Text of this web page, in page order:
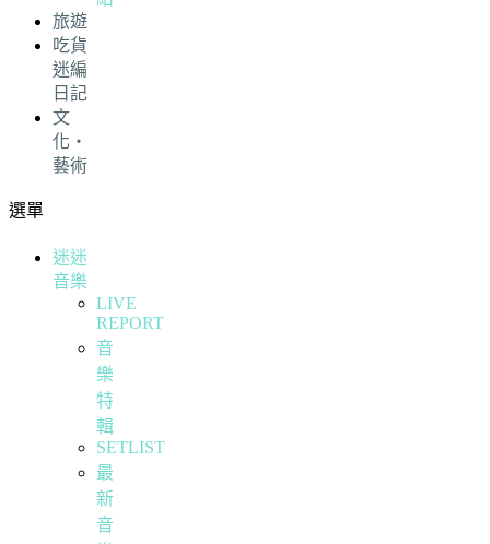
旅遊
吃貨
迷編
日記
文
化・
藝術
選單
迷迷
音樂
LIVE
REPORT
音
樂
特
輯
SETLIST
最
新
音